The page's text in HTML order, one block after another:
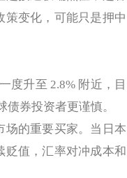
策变化，可能只是押中
升至 2.8% 附近，目
券投资者更谨慎。
的重要买家。当日本
贬值，汇率对冲成本和